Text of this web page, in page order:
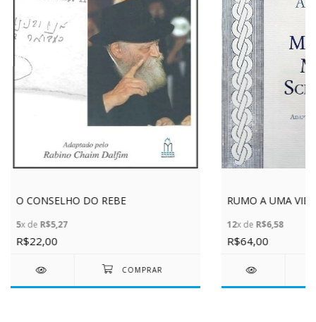
O CONSELHO DO REBE
5x de R$5,27
R$22,00
RUMO A UMA
12x de R$6,58
R$64,00